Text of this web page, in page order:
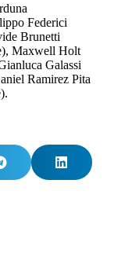
Federici
Brunetti
Maxwell Holt
Galassi
Ramirez Pita